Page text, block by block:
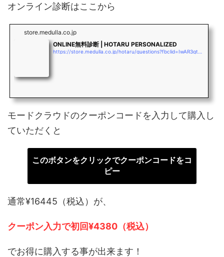
オンライン診断はここから
store.medulla.co.jp
ONLINE無料診断 | HOTARU PERSONALIZED
モードクラウドのクーポンコードを入力して購入し
ていただくと
このボタンをクリックでクーポンコードをコ
ピー
通常¥16445（税込）が、
クーポン入力で初回¥4380（税込）
でお得に購入する事が出来ます！